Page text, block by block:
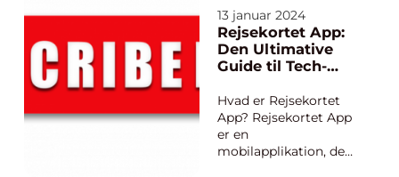
Mofibo App lige noget
for dig. Denne
revolutionerende app
har gjort det nemt for
udforske og nyde et
bredt udv...
13 januar 2024
Rejsekortet App:
Den Ultimative
Guide til Tech-
Hvad er Rejsekortet
App? Rejsekortet App
er en
mobilapplikation, der